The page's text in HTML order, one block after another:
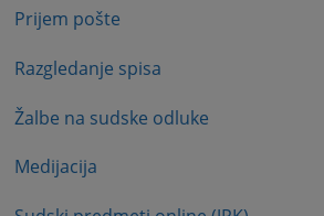
Prijem pošte
Razgledanje spisa
Žalbe na sudske odluke
Medijacija